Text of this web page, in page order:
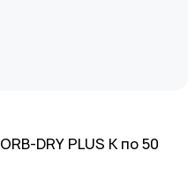
DRY PLUS K по 50